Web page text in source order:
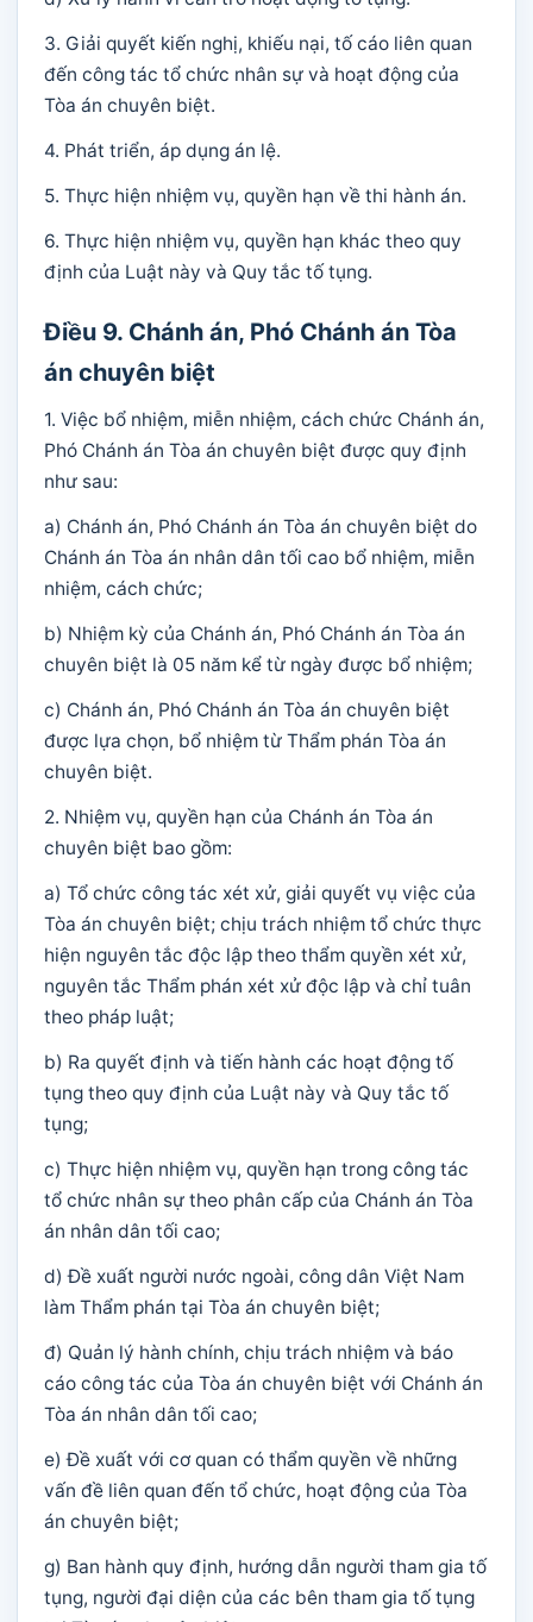
3. Giải quyết kiến nghị, khiếu nại, tố cáo liên quan
đến công tác tổ chức nhân sự và hoạt động của
Tòa án chuyên biệt.
4. Phát triển, áp dụng án lệ.
5. Thực hiện nhiệm vụ, quyền hạn về thi hành án.
6. Thực hiện nhiệm vụ, quyền hạn khác theo quy
định của Luật này và Quy tắc tố tụng.
Điều 9. Chánh án, Phó Chánh án Tòa
án chuyên biệt
1. Việc bổ nhiệm, miễn nhiệm, cách chức Chánh án,
Phó Chánh án Tòa án chuyên biệt được quy định
như sau:
a) Chánh án, Phó Chánh án Tòa án chuyên biệt do
Chánh án Tòa án nhân dân tối cao bổ nhiệm, miễn
nhiệm, cách chức;
b) Nhiệm kỳ của Chánh án, Phó Chánh án Tòa án
chuyên biệt là 05 năm kể từ ngày được bổ nhiệm;
c) Chánh án, Phó Chánh án Tòa án chuyên biệt
được lựa chọn, bổ nhiệm từ Thẩm phán Tòa án
chuyên biệt.
2. Nhiệm vụ, quyền hạn của Chánh án Tòa án
chuyên biệt bao gồm:
a) Tổ chức công tác xét xử, giải quyết vụ việc của
Tòa án chuyên biệt; chịu trách nhiệm tổ chức thực
hiện nguyên tắc độc lập theo thẩm quyền xét xử,
nguyên tắc Thẩm phán xét xử độc lập và chỉ tuân
theo pháp luật;
b) Ra quyết định và tiến hành các hoạt động tố
tụng theo quy định của Luật này và Quy tắc tố
tụng;
c) Thực hiện nhiệm vụ, quyền hạn trong công tác
tổ chức nhân sự theo phân cấp của Chánh án Tòa
án nhân dân tối cao;
d) Đề xuất người nước ngoài, công dân Việt Nam
làm Thẩm phán tại Tòa án chuyên biệt;
đ) Quản lý hành chính, chịu trách nhiệm và báo
cáo công tác của Tòa án chuyên biệt với Chánh án
Tòa án nhân dân tối cao;
e) Đề xuất với cơ quan có thẩm quyền về những
vấn đề liên quan đến tổ chức, hoạt động của Tòa
án chuyên biệt;
g) Ban hành quy định, hướng dẫn người tham gia tố
tụng, người đại diện của các bên tham gia tố tụng